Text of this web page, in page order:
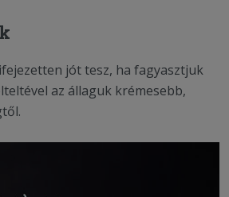
jót tesz, ha fagyasztjuk
az állaguk krémesebb,